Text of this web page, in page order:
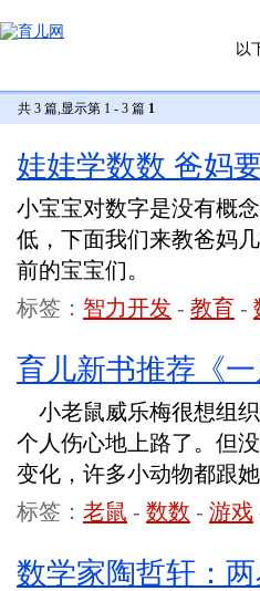
以
共 3 篇,显示第 1 - 3 篇 1
娃娃学数数 爸妈
小宝宝对数字是没有概
低，下面我们来教爸妈
前的宝宝们。
标签： 智力开发 - 教育 -
育儿新书推荐《一
小老鼠威乐梅很想组
个人伤心地上路了。但
变化，许多小动物都跟
标签： 老鼠 - 数数 - 游戏
数学家陶哲轩：